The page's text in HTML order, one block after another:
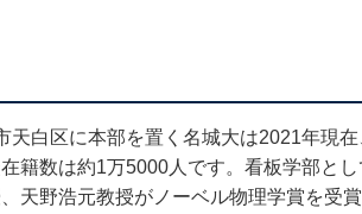
天白区に本部を置く名城大は2021年現
籍数は約1万5000人です。看板学部と
天野浩元教授がノーベル物理学賞を受